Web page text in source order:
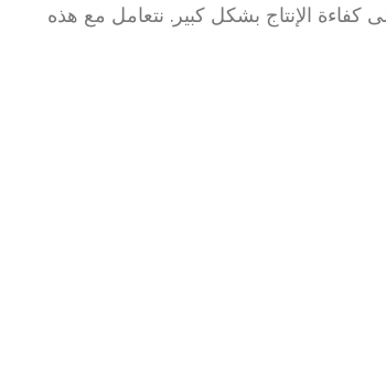
كفاءة الإنتاج بشكل كبير. نتعامل مع هذه